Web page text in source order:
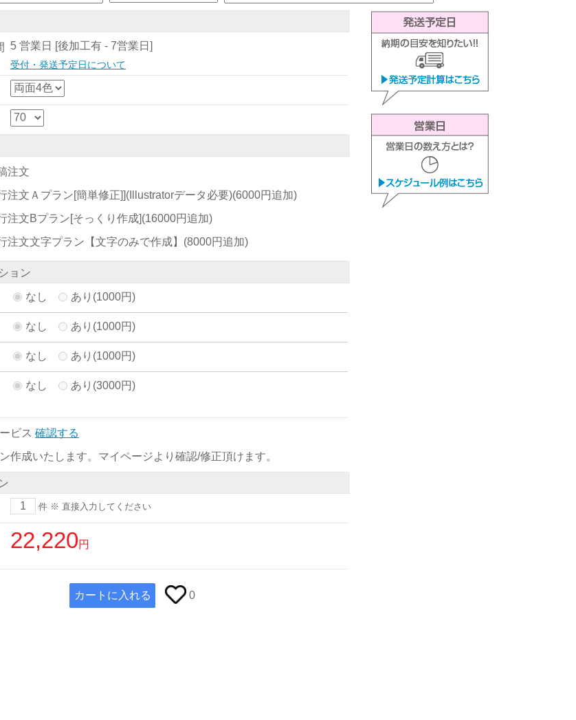
5 営業日 [後加工有 - 7営業日]
受付・発送予定日について
注文
注文Ａプラン[簡単修正]](Illustratorデータ必要)(6000円追加)
注文Bプラン[そっくり作成](16000円追加)
注文文字プラン【文字のみで作成】 (8000円追加)
ョン
なし あり(1000円)
なし あり(1000円)
なし あり(1000円)
なし あり(3000円)
ビス 確認する
作成いたします。マイページより確認/修正頂けます。
件 ※ 直接入力してください
22,220円
カートに入れる 0